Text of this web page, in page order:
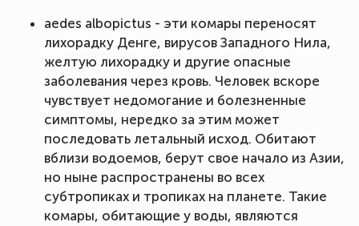
aedes albopictus - эти комары переносят
лихорадку Денге, вирусов Западного Нила,
желтую лихорадку и другие опасные
заболевания через кровь. Человек вскоре
чувствует недомогание и болезненные
симптомы, нередко за этим может
последовать летальный исход. Обитают
вблизи водоемов, берут свое начало из Азии,
но ныне распространены во всех
субтропиках и тропиках на планете. Такие
комары, обитающие у воды, являются